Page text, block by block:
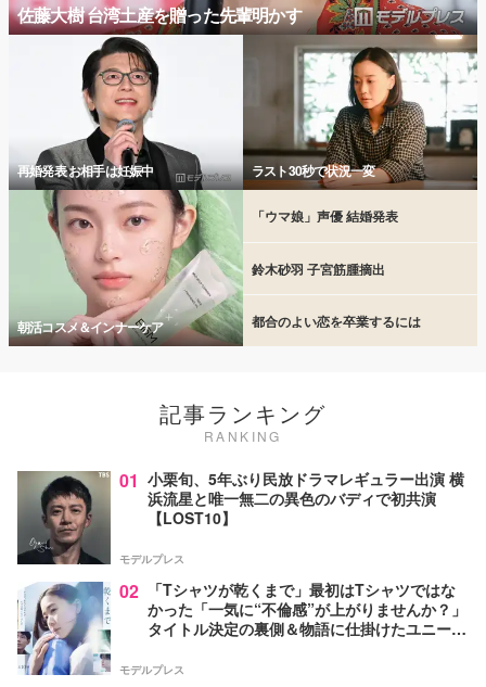
佐藤大樹 台湾土産を贈った先輩明かす
再婚発表 お相手は妊娠中 ラスト30秒で状況一変
朝活コスメ＆インナーケア
「ウマ娘」声優 結婚発表
鈴木砂羽 子宮筋腫摘出
都合のよい恋を卒業するには
記事ランキング
RANKING
01 小栗旬、5年ぶり民放ドラマレギュラー出演 横
浜流星と唯一無二の異色のバディで初共演
【LOST10】
モデルプレス
02
「Tシャツが乾くまで」最初はTシャツではな
かった「一気に“不倫感”が上がりませんか？」
タイトル決定の裏側＆物語に仕掛けたユニーク
モデルプレス